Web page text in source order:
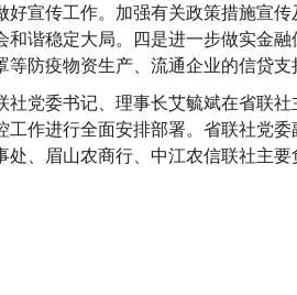
好宣传工作。加强有关政策措施宣
和谐稳定大局。四是进一步做实金
等防疫物资生产、流通企业的信贷
社党委书记、理事长艾毓斌在省联社
工作进行全面安排部署。省联社党
处、眉山农商行、中江农信联社主